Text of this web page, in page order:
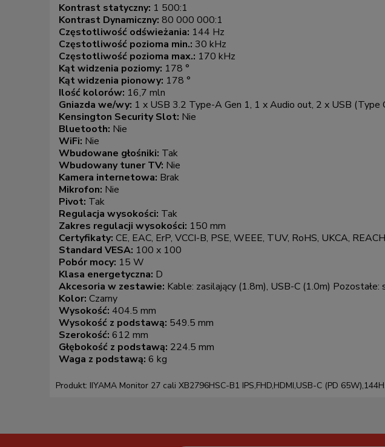
Kontrast statyczny: 1 500:1
Kontrast Dynamiczny: 80 000 000:1
Częstotliwość odświeżania: 144 Hz
Częstotliwość pozioma min.: 30 kHz
Częstotliwość pozioma max.: 170 kHz
Kąt widzenia poziomy: 178 °
Kąt widzenia pionowy: 178 °
Ilość kolorów: 16,7 mln
Gniazda we/wy: 1 x USB 3.2 Type-A Gen 1, 1 x Audio out, 2 x USB (Type
Kensington Security Slot: Nie
Bluetooth: Nie
WiFi: Nie
Wbudowane głośniki: Tak
Wbudowany tuner TV: Nie
Kamera internetowa: Brak
Mikrofon: Nie
Pivot: Tak
Regulacja wysokości: Tak
Zakres regulacji wysokości: 150 mm
Certyfikaty: CE, EAC, ErP, VCCI-B, PSE, WEEE, TUV, RoHS, UKCA, REACH
Standard VESA: 100 x 100
Pobór mocy: 15 W
Klasa energetyczna: D
Akcesoria w zestawie: Kable: zasilający (1.8m), USB-C (1.0m)
Kolor: Czarny
Wysokość: 404.5 mm
Wysokość z podstawą: 549.5 mm
Szerokość: 612 mm
Głębokość z podstawą: 224.5 mm
Waga z podstawą: 6 kg
Produkt: IIYAMA Monitor 27 cali XB2796HSC-B1 IPS,FHD,HDMI,USB-C (PD